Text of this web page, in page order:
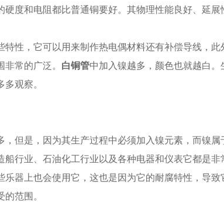
硬度和电阻都比普通铜要好。其物理性能良好、延展
特性，它可以用来制作热电偶材料还有补偿导线，
常的广泛。 白铜管中加入镍越多，颜色也就越白
多观察。
，但是，因为其生产过程中必须加入镍元素，而镍
船行业、石油化工行业以及各种电器和仪表它都是
乐器上也会使用它，这也是因为它的耐腐特性，导
范围。